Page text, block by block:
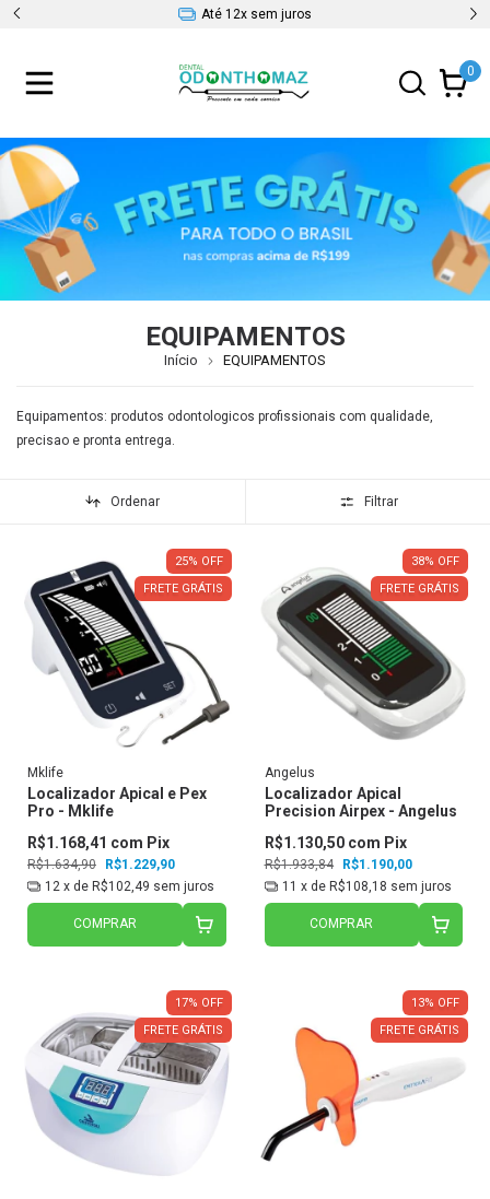
5% OFF Pix
0
EQUIPAMENTOS
Início EQUIPAMENTOS
Equipamentos: produtos odontologicos profissionais com qualidade,
precisao e pronta entrega.
Ordenar Filtrar
25% OFF
FRETE GRÁTIS
Mklife
Localizador Apical e Pex
Pro - Mklife
R$1.634,90 R$1.229,90
R$1.168,41 com Pix
12 x de R$102,49 sem juros
COMPRAR
38% OFF
FRETE GRÁTIS
Angelus
Localizador Apical
Precision Airpex - Angelus
R$1.933,84 R$1.190,00
R$1.130,50 com Pix
11 x de R$108,18 sem juros
COMPRAR
17% OFF
FRETE GRÁTIS
13% OFF
FRETE GRÁTIS